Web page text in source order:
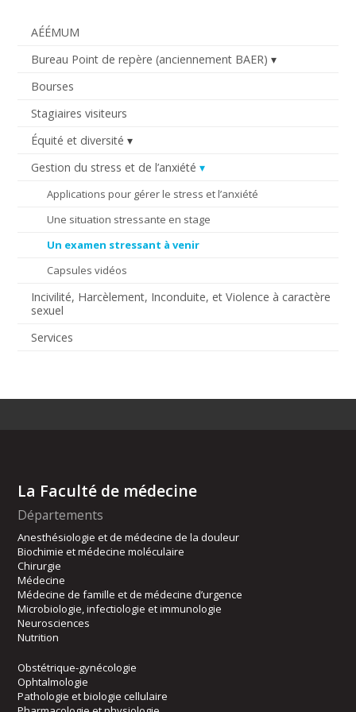
AÉÉMUM
Bureau Point de repère (anciennement BAER)
Bourses
Stagiaires visiteurs
Équité et diversité
Gestion du stress et de l’anxiété
Applications pour gérer le stress et l’anxiété
Une situation stressante en stage
Un examen stressant à venir
Capsules vidéos
Incivilité, Harcèlement, Inconduite, et Violence à caractère
sexuel
Services
La Faculté de médecine
Départements
Anesthésiologie et de médecine de la douleur
Biochimie et médecine moléculaire
Chirurgie
Médecine
Médecine de famille et de médecine d’urgence
Microbiologie, infectiologie et immunologie
Neurosciences
Nutrition
Obstétrique-gynécologie
Ophtalmologie
Pathologie et biologie cellulaire